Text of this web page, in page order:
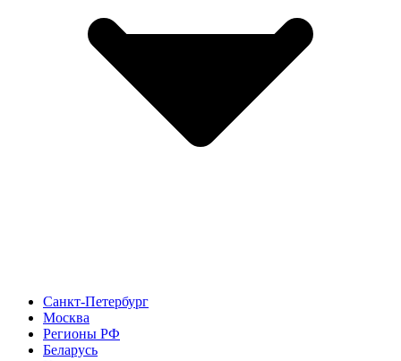
Санкт-Петербург
Москва
Регионы РФ
Беларусь